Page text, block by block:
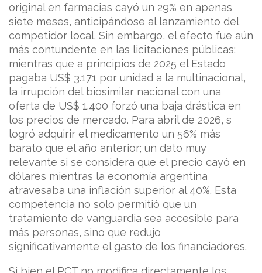
original en farmacias cayó un 29% en apenas
siete meses, anticipándose al lanzamiento del
competidor local. Sin embargo, el efecto fue aún
más contundente en las licitaciones públicas:
mientras que a principios de 2025 el Estado
pagaba US$ 3.171 por unidad a la multinacional,
la irrupción del biosimilar nacional con una
oferta de US$ 1.400 forzó una baja drástica en
los precios de mercado. Para abril de 2026, s
logró adquirir el medicamento un 56% más
barato que el año anterior; un dato muy
relevante si se considera que el precio cayó en
dólares mientras la economía argentina
atravesaba una inflación superior al 40%. Esta
competencia no solo permitió que un
tratamiento de vanguardia sea accesible para
más personas, sino que redujo
significativamente el gasto de los financiadores.